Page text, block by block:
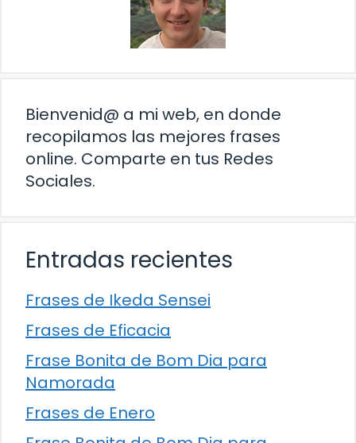
Bienvenid@ a mi web, en donde
recopilamos las mejores frases
online. Comparte en tus Redes
Sociales.
Entradas recientes
Frases de Ikeda Sensei
Frases de Eficacia
Frase Bonita de Bom Dia para
Namorada
Frases de Enero